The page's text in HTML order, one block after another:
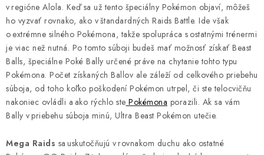
v regióne Alola. Keď sa už tento špeciálny Pokémon objaví, môžeš
ho vyzvať rovnako, ako v štandardných Raids Battle. Ide však
o extrémne silného Pokémona, takže spolupráca s ostatnými trénermi
je viac než nutná. Po tomto súboji budeš mať možnosť získať Beast
Balls, špeciálne Poké Bally určené práve na chytanie tohto typu
Pokémona. Počet získaných Ballov ale záleží od celkového priebehu
súboja, od toho koľko poškodení Pokémon utrpel, či ste telocvičňu
nakoniec ovládli a ako rýchlo ste Pokémona porazili. Ak sa vám
Bally v priebehu súboja minú, Ultra Beast Pokémon utečie.
Mega Raids sa uskutočňujú v rovnakom duchu ako ostatné